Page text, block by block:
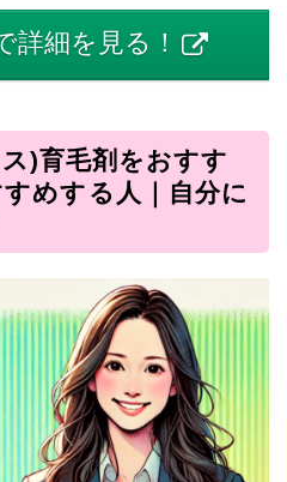
詳細を見る！
)育毛剤をおすす
めする人｜自分に